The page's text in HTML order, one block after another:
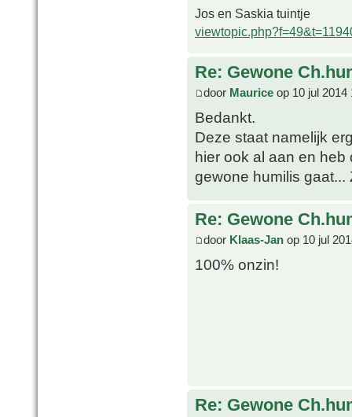
Jos en Saskia tuintje
Re: Gewone
door Maurice op 10 jul 2014
Bedankt.
Deze staat namelijk
hier ook al aan en heb
gewone humilis
Re: Gewone
door Klaas-Jan op 10 jul
100% onzin!
Re: Gewone